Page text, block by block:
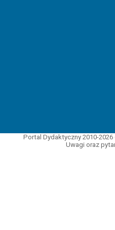
Portal Dydaktyczny 2010-
Uwagi oraz